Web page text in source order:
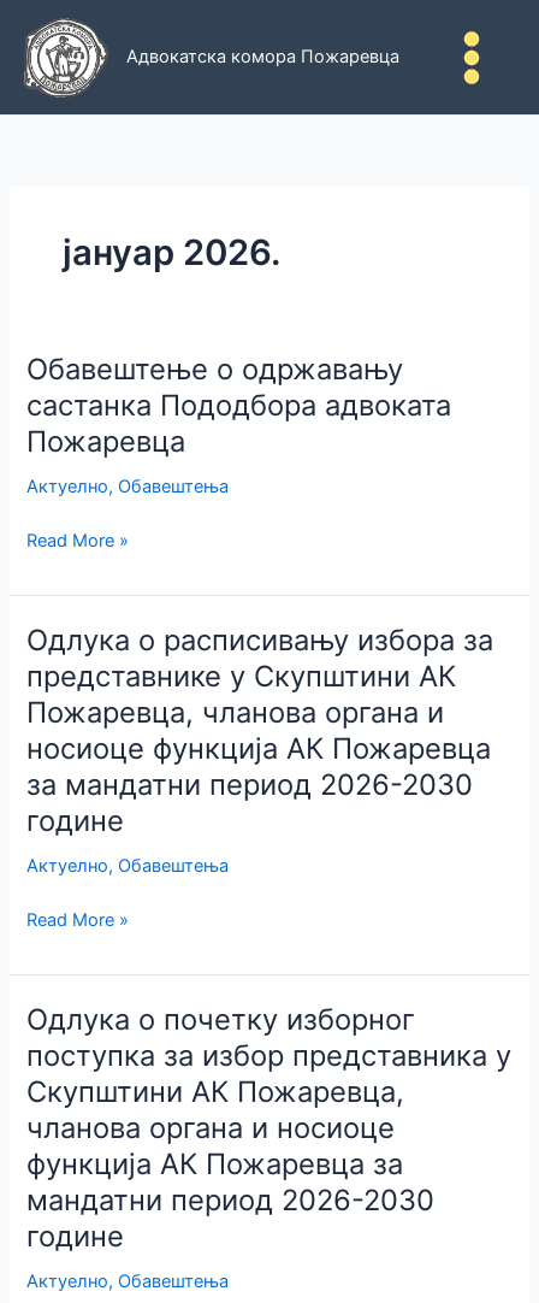
садржај
Адвокатска комора Пожаревца
јануар 2026.
Обавештење о одржавању
састанка Пододбора адвоката
Пожаревца
Актуелно,Обавештења
Обавештење
одржавању
састанка
Пододбора
адвоката
Пожаревца
Read More »
Одлука о расписивању избора за
представнике у Скупштини АК
Пожаревца, чланова органа и
носиоце функција АК Пожаревца
за мандатни период 2026-2030
године
Актуелно,Обавештења
Одлука
расписивању
избора
за
представнике
у
Скупштини
АК
Пожаревца,
чланова
органа
носиоце
Read More »
Одлука о почетку изборног
поступка за избор представника у
Скупштини АК Пожаревца,
чланова органа и носиоце
функција АК Пожаревца за
мандатни период 2026-2030
године
Актуелно,Обавештења